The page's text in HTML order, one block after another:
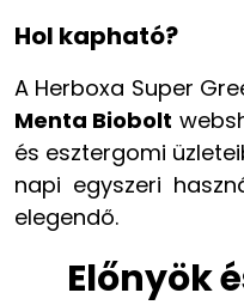
Hol kapható?
A Herboxa Super
Menta Biobolt
és esztergomi
napi egyszeri
elegendő.
Előnyök